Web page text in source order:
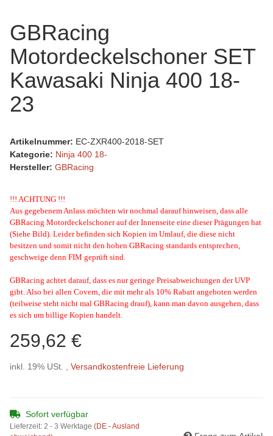
GBRacing
Motordeckelschoner SET
Kawasaki Ninja 400 18-
23
Artikelnummer: EC-ZXR400-2018-SET
Kategorie: Ninja 400 18-
Hersteller: GBRacing
!!! ACHTUNG !!!
Aus gegebenem Anlass möchten wir nochmal darauf hinweisen, dass alle
GBRacing Motordeckelschoner auf der Innenseite eine dieser Prägungen hat
(Siehe Bild). Leider befinden sich Kopien im Umlauf, die diese nicht
besitzen und somit nicht den hohen GBRacing standards entsprechen,
geschweige denn FIM geprüft sind.
GBRacing achtet darauf, dass es nur geringe Preisabweichungen der UVP
gibt. Also bei allen Covern, die mit mehr als 10% Rabatt angeboten werden
(teilweise steht nicht mal GBRacing drauf), kann man davon ausgehen, dass
es sich um billige Kopien handelt.
259,62 €
inkl. 19% USt. , Versandkostenfreie Lieferung
Sofort verfügbar
Lieferzeit: 2 - 3 Werktage (DE - Ausland